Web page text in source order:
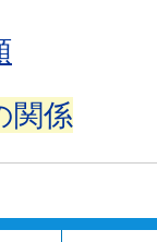
関係